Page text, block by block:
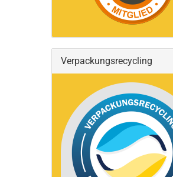
Verpackungsrecycling